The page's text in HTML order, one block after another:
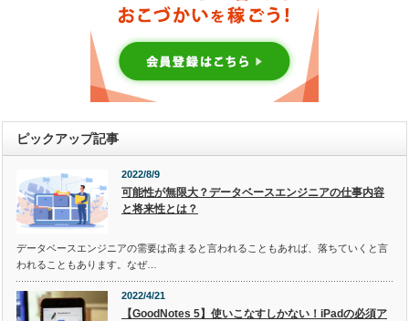
ピックアップ記事
2022/8/9
可能性が無限大？データベースエンジニアの仕事内容
と将来性とは？
データベースエンジニアの需要は高まると言われることもあれば、落ちていくと言
われることもあります。なぜ…
2022/4/21
【GoodNotes 5】使いこなすしかない！iPadの必須ア